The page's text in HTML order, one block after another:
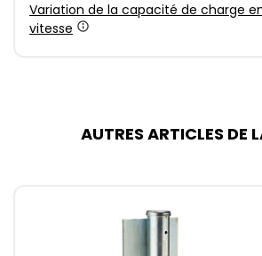
Variation de la capacité de charge
vitesse
AUTRES ARTICLES DE